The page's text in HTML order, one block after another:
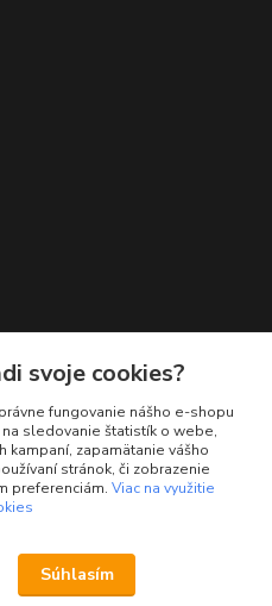
svoje cookies?
fungovanie nášho e-shopu
sledovanie štatistík o webe,
kampaní, zapamätanie vášho
stránok, či zobrazenie
preferenciám. Viac na využitie
Súhlasím